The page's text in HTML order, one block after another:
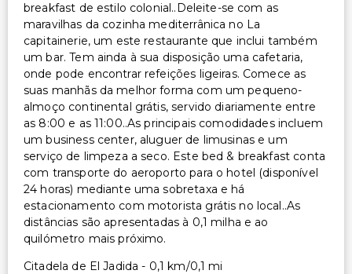
Serviço de babá ou cuidados infantis (taxa extra)
Cofre na recepção
Equipa multilíngue
Aluguer de bicicletas no local
Serviço de lavanderia
Serviço de limusine ou carro com motorista
disponível
Serviço de lavanderia/lavagem a seco
breakfast de estilo colonial..Deleite-se com as
maravilhas da cozinha mediterrânica no La
capitainerie, um este restaurante que inclui também
um bar. Tem ainda à sua disposição uma cafetaria,
onde pode encontrar refeições ligeiras. Comece as
suas manhãs da melhor forma com um pequeno-
almoço continental grátis, servido diariamente entre
as 8:00 e as 11:00..As principais comodidades incluem
um business center, aluguer de limusinas e um
serviço de limpeza a seco. Este bed & breakfast conta
com transporte do aeroporto para o hotel (disponível
24 horas) mediante uma sobretaxa e há
estacionamento com motorista grátis no local..As
distâncias são apresentadas à 0,1 milha e ao
quilómetro mais próximo.
Citadela de El Jadida - 0,1 km/0,1 mi